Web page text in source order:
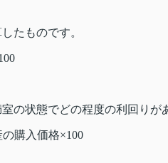
たものです。
の状態でどの程度の利回りが
購入価格×100